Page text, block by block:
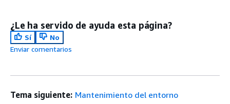
¿Le ha servido de ayuda esta página?
Sí
No
Enviar comentarios
Tema siguiente: Mantenimiento del entorno